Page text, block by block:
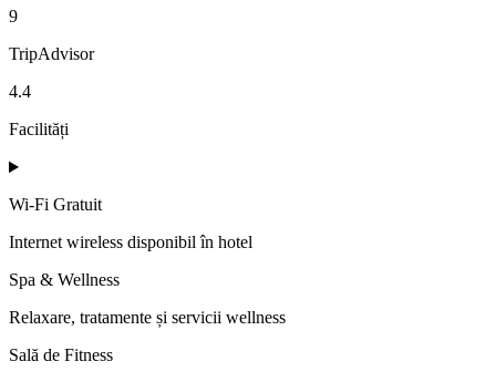
9
TripAdvisor
4.4
Facilități
Wi-Fi Gratuit
Internet wireless disponibil în hotel
Spa & Wellness
Relaxare, tratamente și servicii wellness
Sală de Fitness